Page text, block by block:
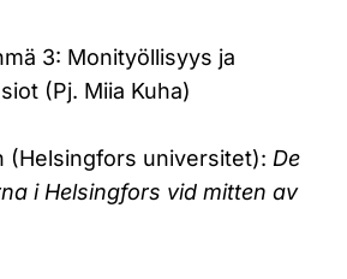
3: Monityöllisyys ja
(Pj. Miia Kuha)
(Helsingfors universitet): De
i Helsingfors vid mitten av